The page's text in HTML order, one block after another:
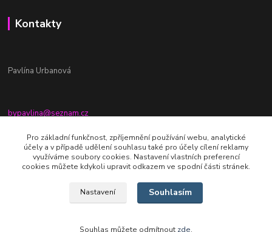
Kontakty
Pavlína Urbanová
bypavlina@seznam.cz
+420774917196
Fb stránka - By pavlina
Pro základní funkčnost, zpříjemnění používání webu, analytické
účely a v případě udělení souhlasu také pro účely cílení reklamy
využíváme soubory cookies. Nastavení vlastních preferencí
cookies můžete kdykoli upravit odkazem ve spodní části stránek.
Nastavení Souhlasím
Souhlas můžete odmítnout zde.